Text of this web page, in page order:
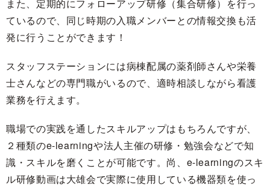
また、定期的にフォローアップ研修（集合研修）を行っ
ているので、同じ時期の入職メンバーとの情報交換も活
発に行うことができます！
スタッフステーションには病棟配属の薬剤師さんや栄養
士さんなどの専門職がいるので、適時相談しながら看護
業務を行えます。
職場での実践を通したスキルアップはもちろんですが、
２種類のe-learningや法人主催の研修・勉強会などで知
識・スキルを磨くことが可能です。尚、e-learningのスキ
ル研修動画は大雄会で実際に使用している機器類を使っ